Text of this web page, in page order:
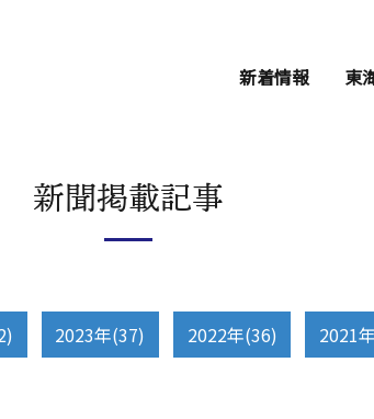
新着情報 東
新聞掲載記事
2023年(37) 2022年(36) 2021